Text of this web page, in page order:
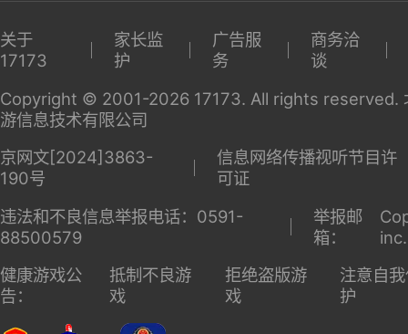
关于
17173
家长监
护
广告服
务
商务洽
谈
Copyright © 2001-2026 17173. All rights reserved.
游信息技术有限公司
京网文[2024]3863-
190号
信息网络传播视听节目许
可证
违法和不良信息举报电话：0591-
88500579
举报邮
箱：
健康游戏公
告：
抵制不良游
戏
拒绝盗版游
戏
注意自
护